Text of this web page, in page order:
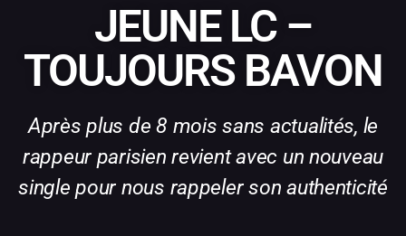
JEUNE LC –
TOUJOURS BAVON
Après plus de 8 mois sans actualités, le
rappeur parisien revient avec un nouveau
single pour nous rappeler son authenticité